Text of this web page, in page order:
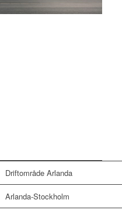
Driftområde Arlanda
Arlanda-Stockholm